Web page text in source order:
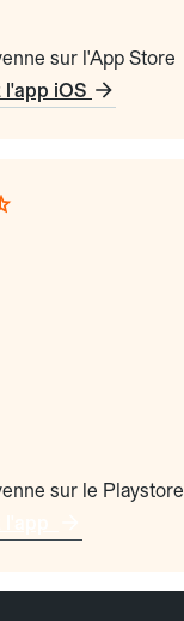
sur l'App Store
l'app iOS
sur le Playstore